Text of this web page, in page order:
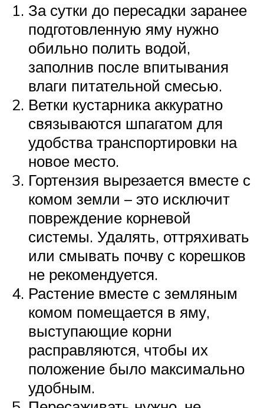
За сутки до пересадки заранее
подготовленную яму нужно
обильно полить водой,
заполнив после впитывания
влаги питательной смесью.
Ветки кустарника аккуратно
связываются шпагатом для
удобства транспортировки на
новое место.
Гортензия вырезается вместе с
комом земли – это исключит
повреждение корневой
системы. Удалять, оттряхивать
или смывать почву с корешков
не рекомендуется.
Растение вместе с земляным
комом помещается в яму,
выступающие корни
расправляются, чтобы их
положение было максимально
удобным.